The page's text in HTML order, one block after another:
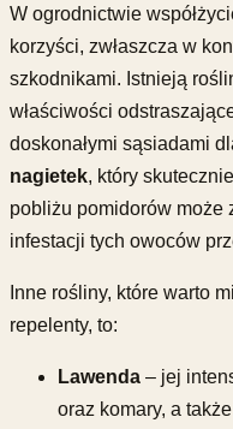
W ogrodnictwie
korzyści, zwłaszcza w
szkodnikami. Istnieją
właściwości
doskonałymi sąsiadami
nagietek, który
pobliżu pomidorów może
infestacji tych owoców
Inne rośliny, które warto
repelenty, to:
Lawenda – jej
oraz komary, a